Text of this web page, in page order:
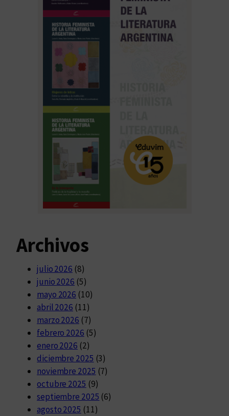
Archivos
julio 2026 (8)
junio 2026 (5)
mayo 2026 (10)
abril 2026 (11)
marzo 2026 (7)
febrero 2026 (5)
enero 2026 (2)
diciembre 2025 (3)
noviembre 2025 (7)
octubre 2025 (9)
septiembre 2025 (6)
agosto 2025 (11)